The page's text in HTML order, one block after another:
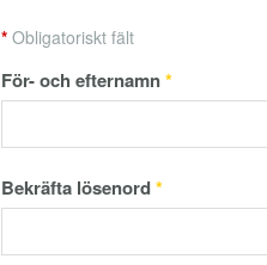
* Obligatoriskt fält
För- och efternamn*
Bekräfta lösenord*